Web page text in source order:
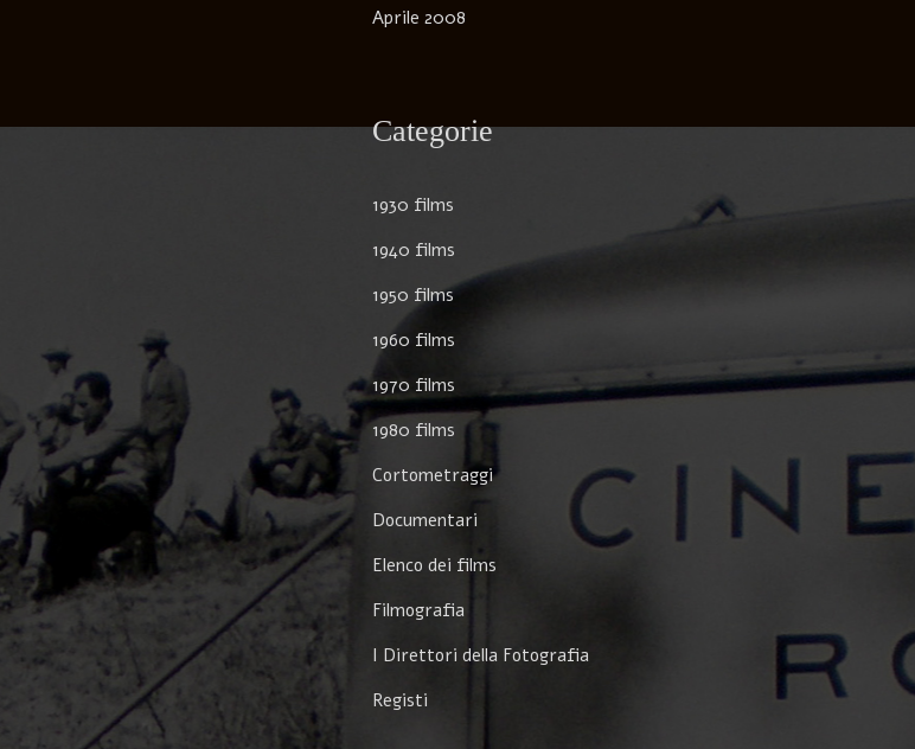
Aprile 2008
Categorie
1930 films
1940 films
1950 films
1960 films
1970 films
1980 films
Cortometraggi
Documentari
Elenco dei films
Filmografia
I Direttori della Fotografia
Registi